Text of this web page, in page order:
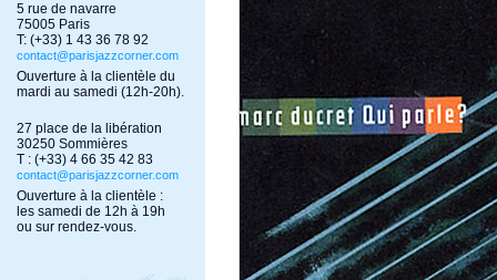
5 rue de navarre
75005 Paris
T: (+33) 1 43 36 78 92
contact@parisjazzcorner.com
Ouverture à la clientèle du
mardi au samedi (12h-20h).
27 place de la libération
30250 Sommières
T : (+33) 4 66 35 42 83
contact@parisjazzcorner.com
Ouverture à la clientèle :
les samedi de 12h à 19h
ou sur rendez-vous.